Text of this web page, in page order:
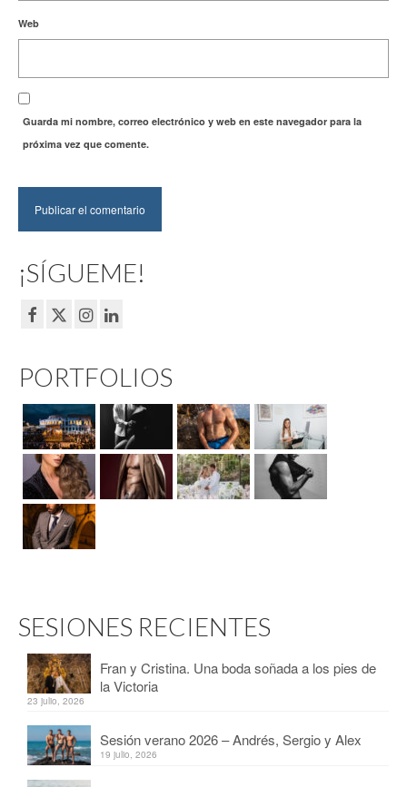
Web
Guarda mi nombre, correo electrónico y web en este navegador para la
próxima vez que comente.
¡SÍGUEME!
PORTFOLIOS
SESIONES RECIENTES
Fran y Cristina. Una boda soñada a los pies de
la Victoria
23 julio, 2026
Sesión verano 2026 – Andrés, Sergio y Alex
19 julio, 2026